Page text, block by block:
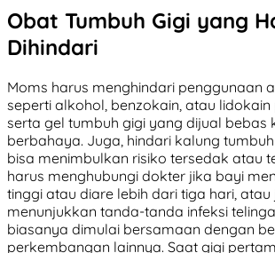
Obat Tumbuh Gigi yang
Dihindari
Moms harus menghindari penggunaan
seperti alkohol, benzokain, atau
serta gel tumbuh gigi yang dijual bebas
berbahaya. Juga, hindari kalung
bisa menimbulkan risiko tersedak atau
harus menghubungi dokter jika bayi
tinggi atau diare lebih dari tiga hari,
menunjukkan tanda-tanda infeksi
biasanya dimulai bersamaan dengan
perkembangan lainnya. Saat gigi